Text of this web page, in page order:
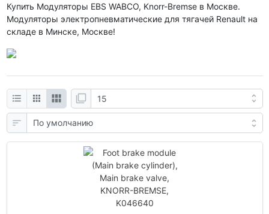
Купить Модуляторы EBS WABCO, Knorr-Bremse в Москве.
Модуляторы электропневматические для тягачей Renault на
складе в Минске, Москве!